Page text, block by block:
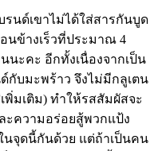
รนด์เขาไม่ได้ใส่สารกันบูด
นข้างเร็วที่ประมาณ 4
นะคะ อีกทั้งเนื่องจากเป็น
กับมะพร้าว จึงไม่มีกลูเตน
พิ่มเติม) ทำให้รสสัมผัสจะ
ะความอร่อยสู้พวกแป้ง
นจุดนี้กันด้วย แต่ถ้าเป็นคน